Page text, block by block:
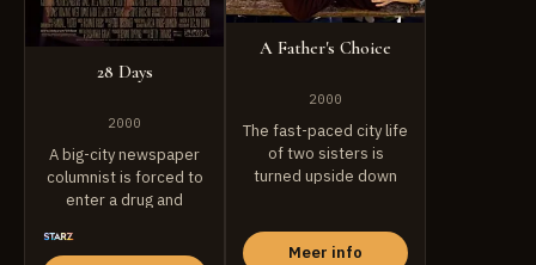
28 Days
2000
A big-city newspaper
columnist is forced to
enter a drug and
A Father's Choice
2000
The fast-paced city life
of two sisters is
turned upside down
Meer info